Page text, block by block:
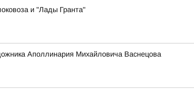
и "Лады Гранта"
Аполлинария Михайловича Васнецова